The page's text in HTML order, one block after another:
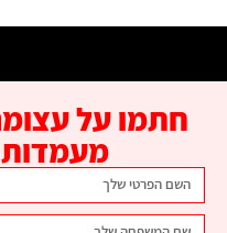
חתמו על
מעמדות